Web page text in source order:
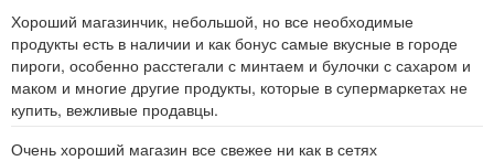
Хороший магазинчик, небольшой, но все необходимые
продукты есть в наличии и как бонус самые вкусные в городе
пироги, особенно расстегали с минтаем и булочки с сахаром и
маком и многие другие продукты, которые в супермаркетах не
купить, вежливые продавцы.
Очень хороший магазин все свежее ни как в сетях